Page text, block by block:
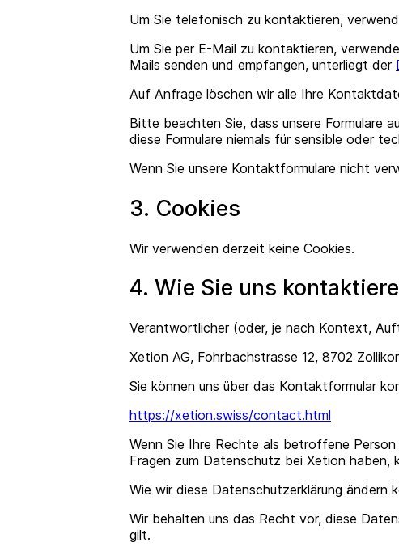
Um Sie telefonisch zu kontaktieren,
Um Sie per E-Mail zu kontaktieren,
Mails senden und empfangen, unterliegt der
Auf Anfrage löschen wir alle Ihre
Bitte beachten Sie, dass unsere Formulare
diese Formulare niemals für sensible oder
Wenn Sie unsere Kontaktformulare nicht
3. Cookies
Wir verwenden derzeit keine Cookies.
4. Wie Sie uns
Verantwortlicher (oder, je nach Kontext,
Xetion AG, Fohrbachstrasse 12, 8702
Sie können uns über das Kontaktformular
https://xetion.swiss/contact.html
Wenn Sie Ihre Rechte als betroffene
Fragen zum Datenschutz bei Xetion
Wie wir diese Datenschutzerklärung ändern
Wir behalten uns das Recht vor, diese
gilt.